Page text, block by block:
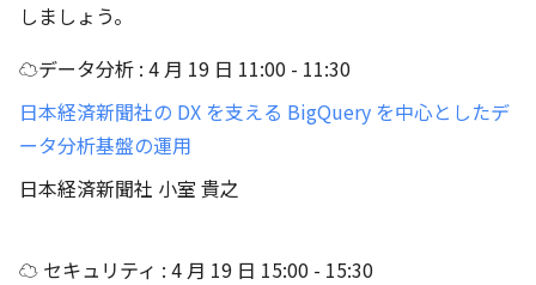
しましょう。
☁データ分析 : 4 月 19 日 11:00 - 11:30
日本経済新聞社の DX を支える BigQuery を中心としたデ
ータ分析基盤の運用
日本経済新聞社 小室 貴之
☁ セキュリティ : 4 月 19 日 15:00 - 15:30